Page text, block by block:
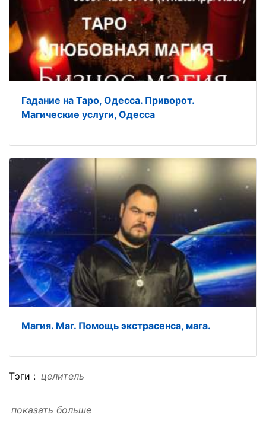
Гадание на Таро, Одесса. Приворот.
Магические услуги, Одесса
Магия. Маг. Помощь экстрасенса, мага.
Тэги : целитель
показать больше